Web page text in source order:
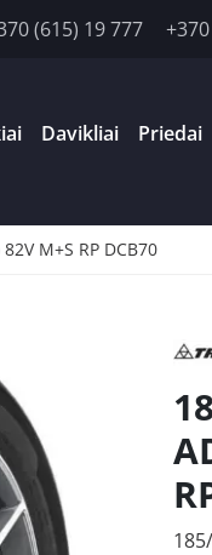
(615) 19 777
Davikliai Priedai
M+S RP DCB70